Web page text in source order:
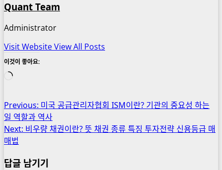
Quant Team
Administrator
Visit WebsiteView All Posts
이것이 좋아요:
로
중...
Post
navigation
Previous: 미국 공급관리자협회 ISM이란? 기관의 중요성 하는
일 역할과 역사
Next: 비우량 채권이란? 뜻 채권 종류 특징 투자전략 신용등급 매
매법
답글 남기기